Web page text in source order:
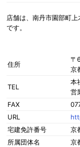
店舗は、南丹市園部町
です。
住所
〒
京
TEL
本
営
FAX
URL
宅建免許番号
京
所属団体名
京